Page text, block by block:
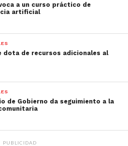
a un curso práctico de
artificial
dota de recursos adicionales al
de Gobierno da seguimiento a la
PUBLICIDAD